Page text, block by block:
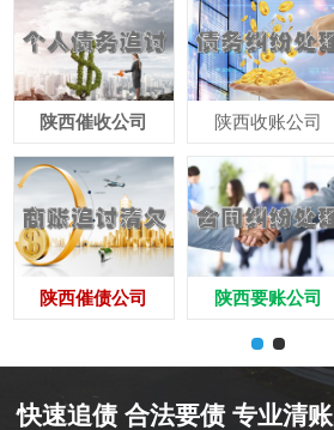
陕西催收公司
陕西催债公司
陕西收账公司
陕西要账公司
快速追债 合法要债 专业清账